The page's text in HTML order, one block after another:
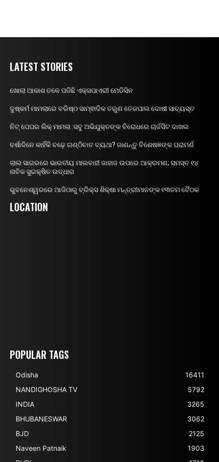
LATEST STORIES
ଖୋଲା ଆକାଶ ତଳେ ପଡିଛି ଏକ୍ସପାଏରୀ ମେଡିସିନ
ଦୁଷ୍କର୍ମ ମାମଲାରେ ବରିଷ୍ଠ ସାମ୍ଵାଦିକ ତରୁଣ ତେଜପାଲ ଦୋଷୀ ସାବ୍ୟସ୍ତ
ନିଟ୍ ପେପର ଲିକ୍ ମାମଲା :ସବୁ ଅଭିଯୁକ୍ତଙ୍କ ବିରୋଧରେ ଚାର୍ଜସିଟ ଦାଖଲ
ବର୍ଷାଦିନେ କାହିଁକି ବଢ଼େ ଗଣ୍ଠିବାତ ବ୍ୟଥା? ଜାଣନ୍ତୁ ବିଶେଷଜ୍ଞଙ୍କ ପରାମର୍ଶ
ଲାଲ ସାଗରରେ ଭାରତୀୟ ମାଲବାହୀ ଜାହାଜ ଉପରେ ଆକ୍ରମଣ; ସମସ୍ତ ୧୪
ନାବିକ ସୁରକ୍ଷିତ ଉଦ୍ଧାର
ଭୁବନେଶ୍ୱରରେ ଆଜିଠାରୁ ବ୍ରିକ୍ସ ଶିକ୍ଷା ମନ୍ତ୍ରୀମାନଙ୍କ ୧୩ତମ ବୈଠକ
LOCATION
POPULAR TAGS
Odisha
16411
NANDIGHOSHA TV
5792
INDIA
3265
BHUBANESWAR
3062
BJD
2125
Naveen Patnaik
1903